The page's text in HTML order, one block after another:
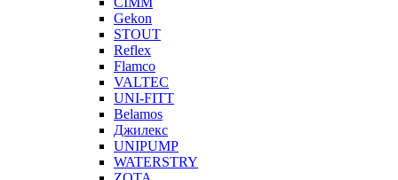
Gekon
STOUT
Reflex
Flamco
VALTEC
UNI-FITT
Belamos
Джилекс
UNIPUMP
WATERSTRY